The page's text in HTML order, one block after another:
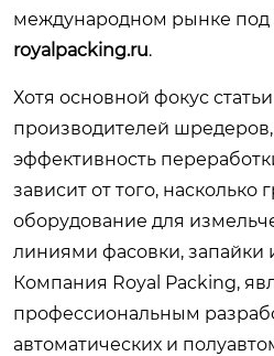
международном рынке под
royalpacking.ru.
Хотя основной фокус
производителей
эффективность
зависит от того, насколько
оборудование для
линиями фасовки, запайки
Компания Royal Packing,
профессиональным
автоматических и